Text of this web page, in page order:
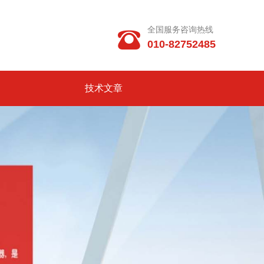
 全国服务咨询热线
010-82752485
技术文章